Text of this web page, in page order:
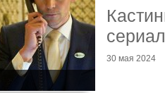
30 мая 2024